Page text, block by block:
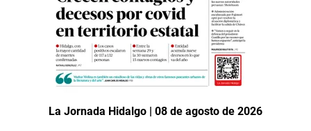
La Jornada Hidalgo | 08 de agosto de 2026